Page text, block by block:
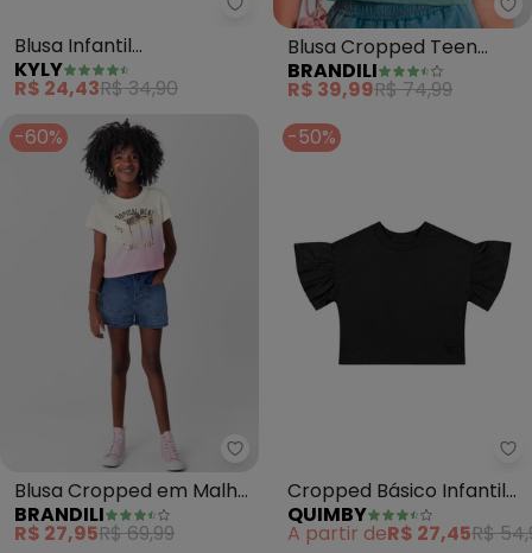
Kyly - Blusa Infantil
Blusa Infantil
Menina(Preto)
KYLY
R$ 24,43R$ 34,90
Blusa Cropped Teen
Menina com Glitter
(Verde)
BRANDILI
R$ 39,99R$ 74,99
-60%
Blusa Cropped em Malha
Infantil Menina (Natural)
BRANDILI
R$ 27,95R$ 69,99
-50%
Cropped Básico Infantil
para Menina (Preto)
QUIMBY
A partir deR$ 27,45R$